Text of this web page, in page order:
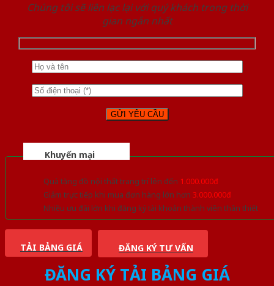
Chúng tôi sẽ liên lạc lại với quý khách trong thời
gian ngắn nhất
Khuyến mại
Quà tặng đồ nội thất trang trí lên đến 1.000.000đ
Giảm trực tiếp khi mua đơn hàng lớn hơn 3.000.000đ
Nhiều ưu đãi lớn khi đăng ký tài khoản thành viên thân thiết
TẢI BẢNG GIÁ ĐĂNG KÝ TƯ VẤN
ĐĂNG KÝ TẢI BẢNG GIÁ